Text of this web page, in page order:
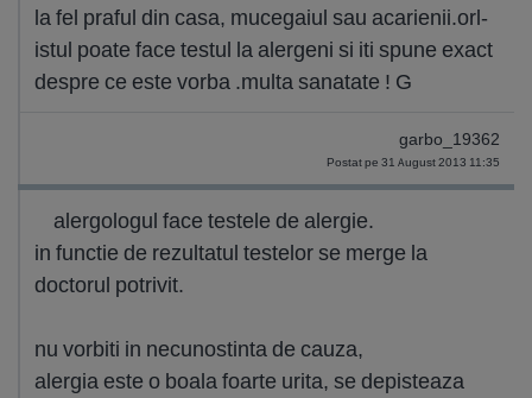
la fel praful din casa, mucegaiul sau acarienii.orl-
istul poate face testul la alergeni si iti spune exact
despre ce este vorba .multa sanatate ! G
garbo_19362
Postat pe 31 August 2013 11:35
alergologul face testele de alergie.
in functie de rezultatul testelor se merge la
doctorul potrivit.
nu vorbiti in necunostinta de cauza,
alergia este o boala foarte urita, se depisteaza